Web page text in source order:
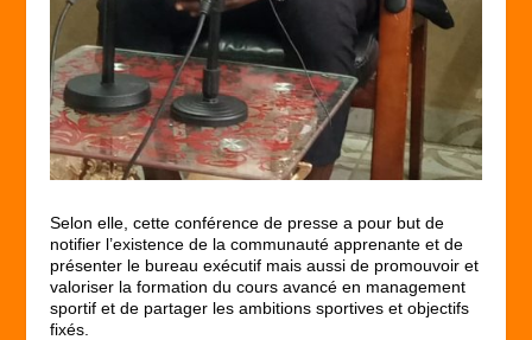
Selon elle, cette conférence de presse a pour but de
notifier l’existence de la communauté apprenante et de
présenter le bureau exécutif mais aussi de promouvoir et
valoriser la formation du cours avancé en management
sportif et de partager les ambitions sportives et objectifs
fixés.